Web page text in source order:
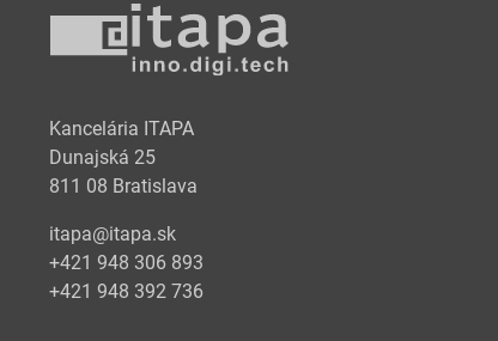
Kancelária ITAPA
Dunajská 25
811 08 Bratislava
itapa@itapa.sk
+421 948 306 893
+421 948 392 736